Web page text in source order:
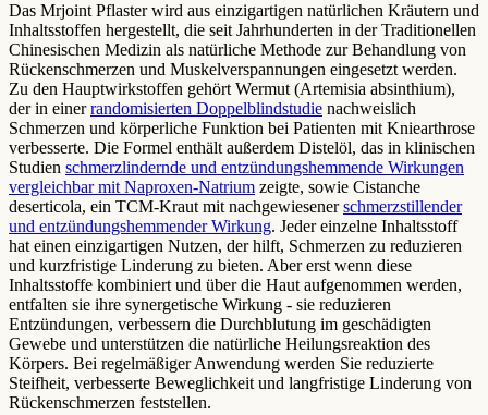
Das Mrjoint Pflaster wird aus einzigartigen natürlichen Kräutern und
Inhaltsstoffen hergestellt, die seit Jahrhunderten in der Traditionellen
Chinesischen Medizin als natürliche Methode zur Behandlung von
Rückenschmerzen und Muskelverspannungen eingesetzt werden.
Zu den Hauptwirkstoffen gehört Wermut (Artemisia absinthium),
der in einerrandomisierten Doppelblindstudie nachweislich
Schmerzen und körperliche Funktion bei Patienten mit Kniearthrose
verbesserte. Die Formel enthält außerdem Distelöl, das in klinischen
Studien schmerzlindernde und entzündungshemmende Wirkungen
vergleichbar mit Naproxen-Natrium zeigte, sowie Cistanche
deserticola, ein TCM-Kraut mit nachgewiesenerschmerzstillender
und entzündungshemmender Wirkung. Jeder einzelne Inhaltsstoff
hat einen einzigartigen Nutzen, der hilft, Schmerzen zu reduzieren
und kurzfristige Linderung zu bieten. Aber erst wenn diese
Inhaltsstoffe kombiniert und über die Haut aufgenommen werden,
entfalten sie ihre synergetische Wirkung - sie reduzieren
Entzündungen, verbessern die Durchblutung im geschädigten
Gewebe und unterstützen die natürliche Heilungsreaktion des
Körpers. Bei regelmäßiger Anwendung werden Sie reduzierte
Steifheit, verbesserte Beweglichkeit und langfristige Linderung von
Rückenschmerzen feststellen.